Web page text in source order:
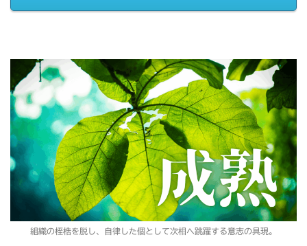
組織の桎梏を脱し、自律した個として次相へ跳躍する意志の具現。